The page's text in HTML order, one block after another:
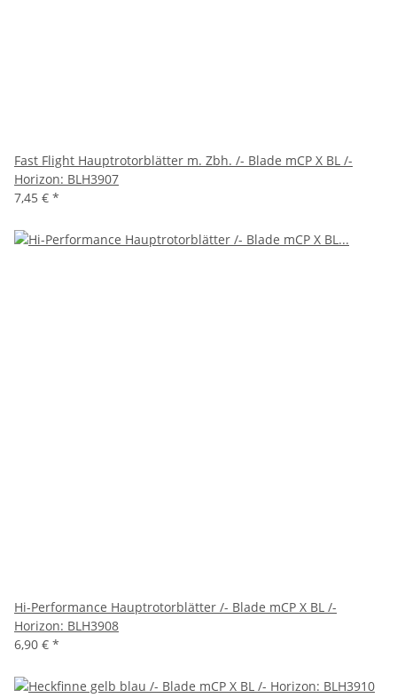
Fast Flight Hauptrotorblätter m. Zbh. /- Blade mCP X BL /-
Horizon: BLH3907
7,45 € *
Hi-Performance Hauptrotorblätter /- Blade mCP X BL /-
Horizon: BLH3908
6,90 € *